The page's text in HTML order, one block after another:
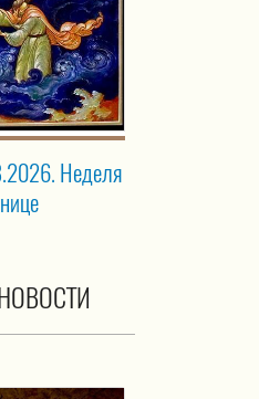
Неделя